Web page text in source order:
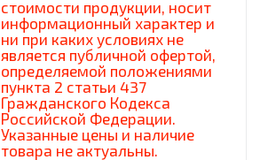
стоимости продукции, носит
информационный характер и
ни при каких условиях не
является публичной офертой,
определяемой положениями
пункта 2 статьи 437
Гражданского Кодекса
Российской Федерации.
Указанные цены и наличие
товара не актуальны.